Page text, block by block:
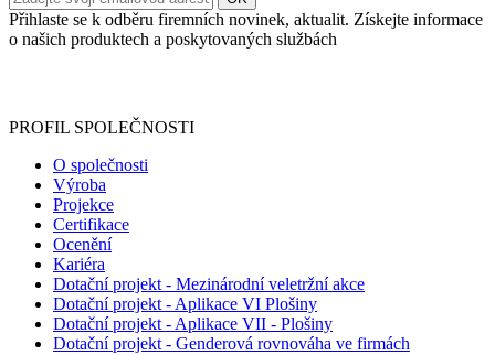
Přihlaste se k odběru firemních novinek, aktualit. Získejte informace
o našich produktech a poskytovaných službách
PROFIL SPOLEČNOSTI
O společnosti
Výroba
Projekce
Certifikace
Ocenění
Kariéra
Dotační projekt - Mezinárodní veletržní akce
Dotační projekt - Aplikace VI Plošiny
Dotační projekt - Aplikace VII - Plošiny
Dotační projekt - Genderová rovnováha ve firmách